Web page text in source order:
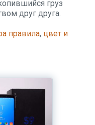
груз
друг друга.
правила, цвет и